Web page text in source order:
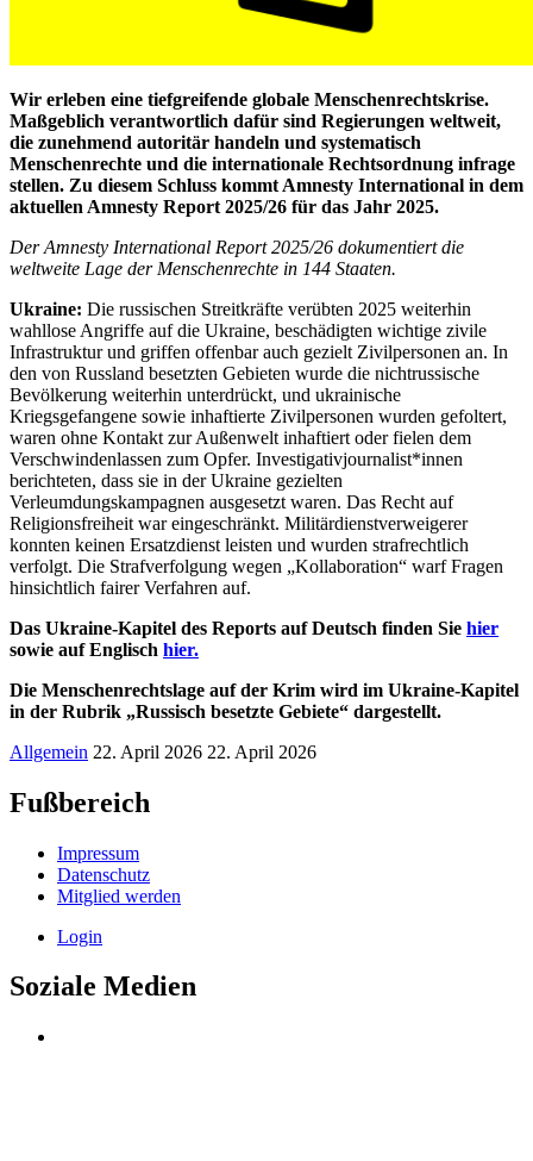
Wir erleben eine tiefgreifende globale Menschenrechtskrise.
Maßgeblich verantwortlich dafür sind Regierungen weltweit,
die zunehmend autoritär handeln und systematisch
Menschenrechte und die internationale Rechtsordnung infrage
stellen. Zu diesem Schluss kommt Amnesty International in dem
aktuellen Amnesty Report 2025/26 für das Jahr 2025.
Der Amnesty International Report 2025/26 dokumentiert die
weltweite Lage der Menschenrechte in 144 Staaten.
Ukraine: Die russischen Streitkräfte verübten 2025 weiterhin
wahllose Angriffe auf die Ukraine, beschädigten wichtige zivile
Infrastruktur und griffen offenbar auch gezielt Zivilpersonen an. In
den von Russland besetzten Gebieten wurde die nichtrussische
Bevölkerung weiterhin unterdrückt, und ukrainische
Kriegsgefangene sowie inhaftierte Zivilpersonen wurden gefoltert,
waren ohne Kontakt zur Außenwelt inhaftiert oder fielen dem
Verschwindenlassen zum Opfer. Investigativjournalist*innen
berichteten, dass sie in der Ukraine gezielten
Verleumdungskampagnen ausgesetzt waren. Das Recht auf
Religionsfreiheit war eingeschränkt. Militärdienstverweigerer
konnten keinen Ersatzdienst leisten und wurden strafrechtlich
verfolgt. Die Strafverfolgung wegen „Kollaboration“ warf Fragen
hinsichtlich fairer Verfahren auf.
Das Ukraine-Kapitel des Reports auf Deutsch finden Sie hier
sowie auf Englisch hier.
Die Menschenrechtslage auf der Krim wird im Ukraine-Kapitel
in der Rubrik „Russisch besetzte Gebiete“ dargestellt.
Allgemein 22. April 2026 22. April 2026
Fußbereich
Impressum
Datenschutz
Mitglied werden
Login
Soziale Medien